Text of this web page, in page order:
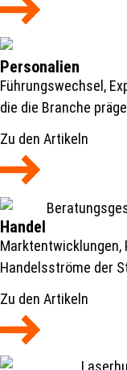
Personalien
Führungswechsel,
die die Branche
Zu den Artikeln
Handel
Handelsströme der
Zu den Artikeln